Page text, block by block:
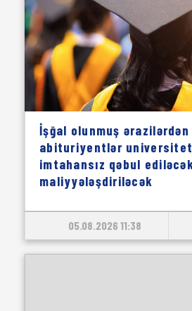
İşğal olunmuş ərazilərdən
abituriyentlər
imtahansız qəbul
maliyyələşdiriləcək
05.08.2026 11:38